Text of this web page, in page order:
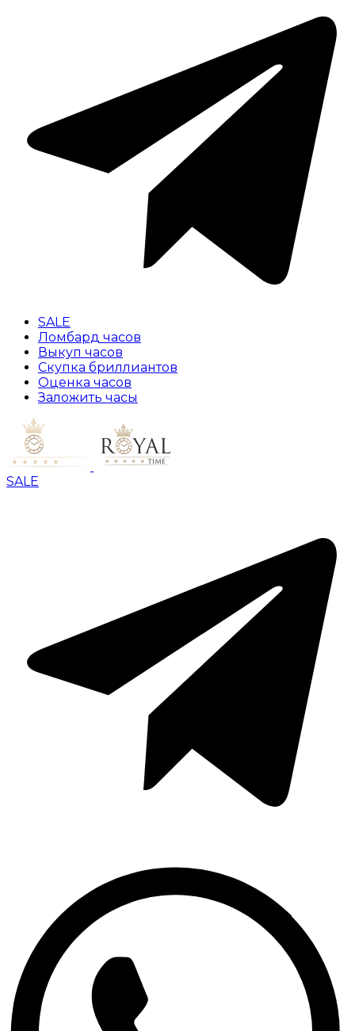
SALE
Ломбард часов
Выкуп часов
Скупка бриллиантов
Оценка часов
Заложить часы
SALE